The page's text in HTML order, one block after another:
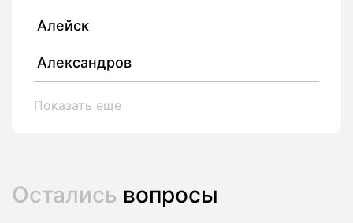
Алейск
Александров
Показать еще
Остались вопросы